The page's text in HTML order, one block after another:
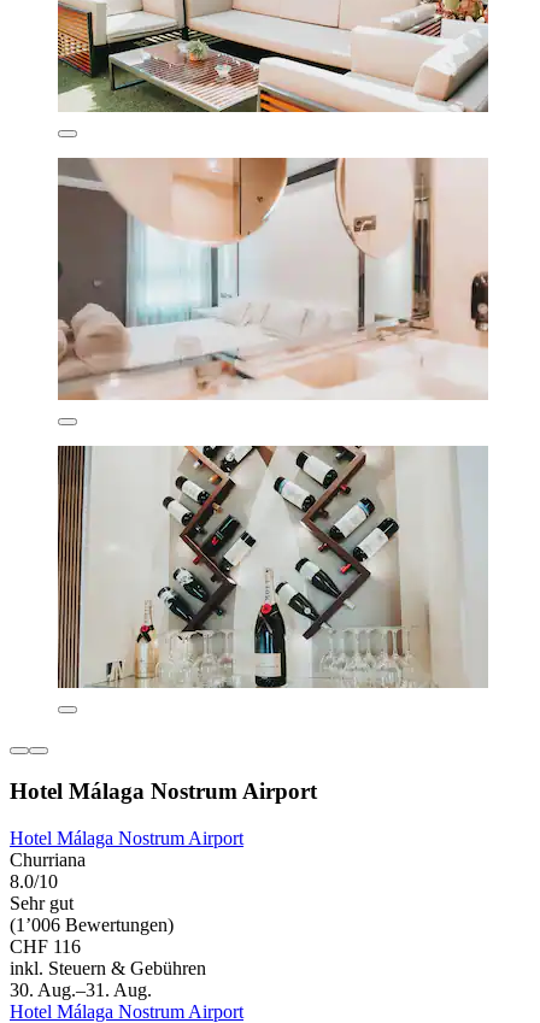
Hotel Málaga Nostrum Airport
Hotel Málaga Nostrum Airport
Churriana
8.0/10
Sehr gut
(1’006 Bewertungen)
CHF 116
inkl. Steuern & Gebühren
30. Aug.–31. Aug.
Hotel Málaga Nostrum Airport